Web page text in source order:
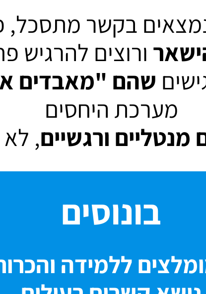
בקשר מתסכל,
ורוצים להרגיש
שהם "מאבדים
מערכת היחסים
מנטליים ורגשיים, לא
בונוסים
ללמידה